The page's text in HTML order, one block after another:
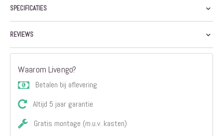
SPECIFICATIES
REVIEWS
Waarom Livengo?
Betalen bij aflevering
Altijd 5 jaar garantie
Gratis montage (m.u.v. kasten)